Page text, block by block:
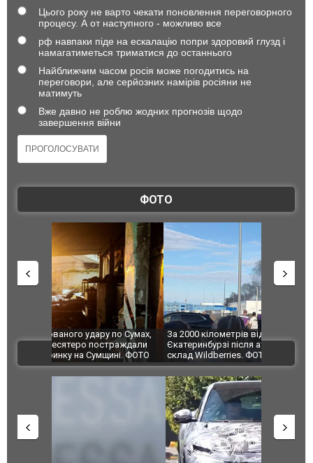
Цього року не варто чекати поновлення переговорного
процесу. А от наступного - можливо все
рф навпаки піде на ескалацію попри здоровий глузд і
намагатиметься триматися до останнього
Найближчим часом росія може погодитись на
переговори, але серйозних намірів росіяни не
матимуть
Вже давно не роблю жодних прогнозів щодо
завершення війни
ФОТО
За 2000 кілометрів від кордону з Україною: в
Єкатеринбурзі після атаки дронів загорівся
склад Wildberries. ФОТО. ВІДЕО
"Мої
ВІДЕО